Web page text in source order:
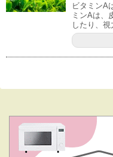
ビタミンA
ミンAは、
したり、